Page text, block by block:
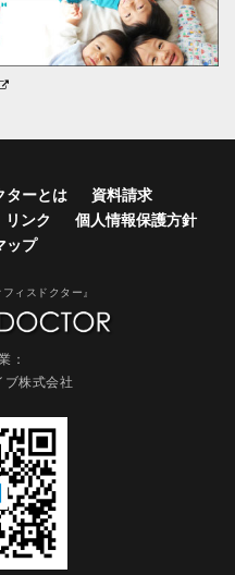
ターとは
資料請求
リンク
個人情報保護方針
ップ
ィスドクター』
：
ブ株式会社